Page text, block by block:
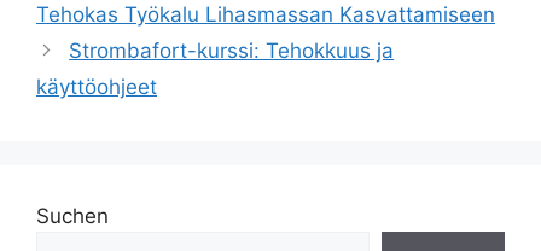
Tehokas Työkalu Lihasmassan Kasvattamiseen
Strombafort-kurssi: Tehokkuus ja
käyttöohjeet
Suchen